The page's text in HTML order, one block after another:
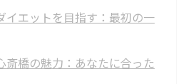
イエットを目指す：最初の一
斎橋の魅力：あなたに合った